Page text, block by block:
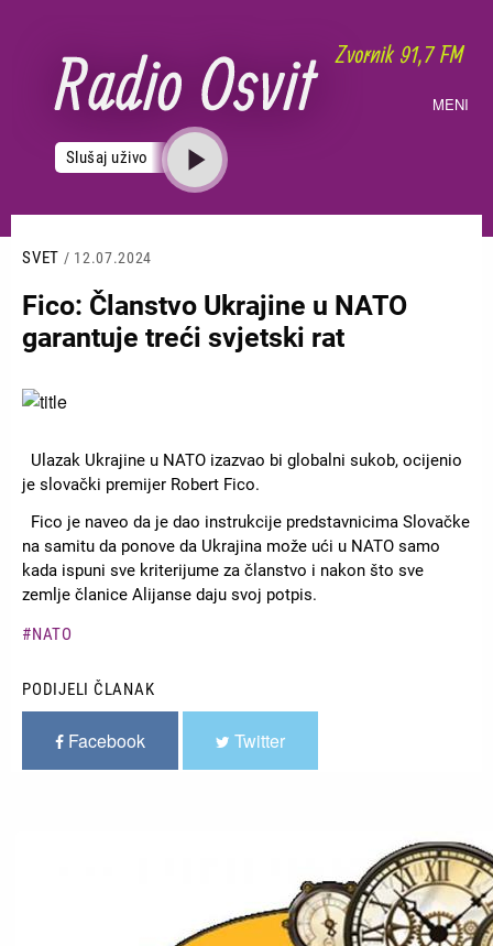
sadržaj
MENI
Slušaj uživo
SVET / 12.07.2024
Fico: Članstvo Ukrajine u NATO
garantuje treći svjetski rat
Slika
Ulazak Ukrajine u NATO izazvao bi globalni sukob, ocijenio
je slovački premijer Robert Fico.
Fico je naveo da je dao instrukcije predstavnicima Slovačke
na samitu da ponove da Ukrajina može ući u NATO samo
kada ispuni sve kriterijume za članstvo i nakon što sve
zemlje članice Alijanse daju svoj potpis.
NATO
PODIJELI ČLANAK
Facebook Twitter